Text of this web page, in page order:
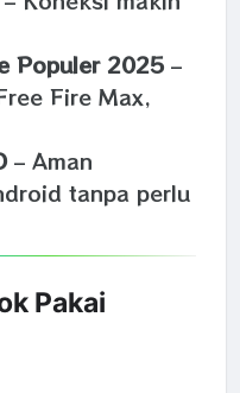
Populer 2025–
Fire Max,
– Aman
tanpa perlu
Pakai